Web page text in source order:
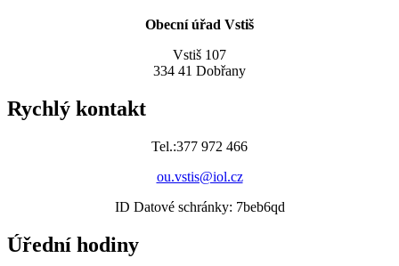
Obecní úřad Vstiš
Vstiš 107
334 41 Dobřany
Rychlý kontakt
Tel.:377 972 466
ou.vstis@iol.cz
ID Datové schránky: 7beb6qd
Úřední hodiny